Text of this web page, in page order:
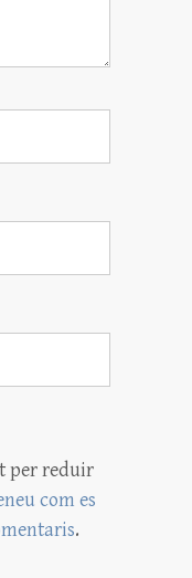
per reduir
com es
.